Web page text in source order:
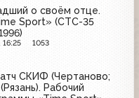
о своём отце.
Sport» (CТС-35
1053
СКИФ (Чертаново;
Рабочий